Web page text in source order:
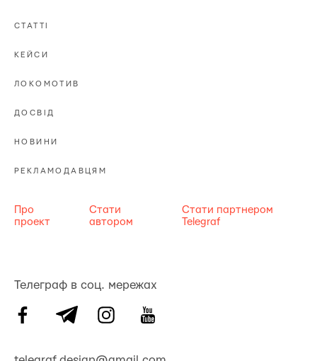
СТАТТІ
КЕЙСИ
ЛОКОМОТИВ
ДОСВІД
НОВИНИ
РЕКЛАМОДАВЦЯМ
Про
проект
Стати
автором
Стати партнером
Telegraf
Телеграф в соц. мережах